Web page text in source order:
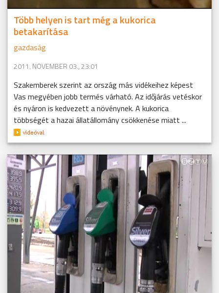
Több helyen is tart még a kukorica
betakarítása
gazdaság
2011. NOVEMBER 03., 23:01
Szakemberek szerint az ország más vidékeihez képest
Vas megyében jobb termés várható. Az időjárás vetéskor
és nyáron is kedvezett a növénynek. A kukorica
többségét a hazai állatállomány csökkenése miatt ...